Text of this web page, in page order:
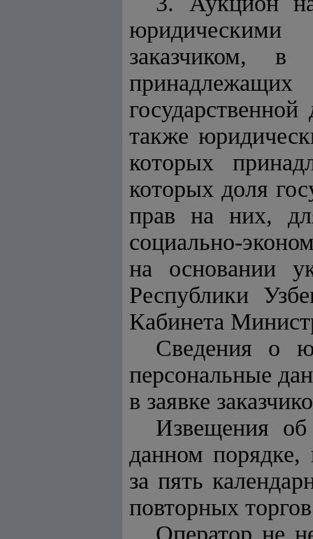
заказчиком, в
также
которых
которых доля
прав на них,
социально-
на основании
Республики
Кабинета
Сведения о
персональные
в заявке
Извещения
данном порядке,
за пять
повторных
Оператор не